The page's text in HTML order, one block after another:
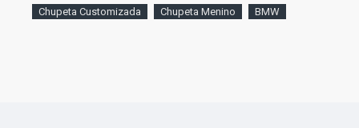
Chupeta Customizada
Chupeta Menino BMW